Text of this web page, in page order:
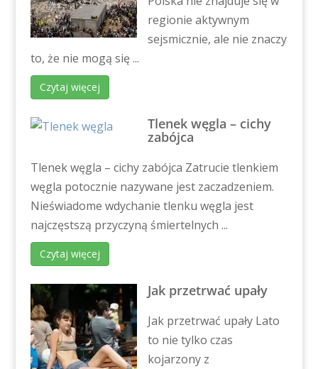
regionie aktywnym
sejsmicznie, ale nie znaczy
to, że nie mogą się ...
Czytaj więcej
Tlenek węgla – cichy
zabójca
Tlenek węgla – cichy zabójca Zatrucie tlenkiem
węgla potocznie nazywane jest zaczadzeniem.
Nieświadome wdychanie tlenku węgla jest
najczęstszą przyczyną śmiertelnych ...
Czytaj więcej
Jak przetrwać upały
Jak przetrwać upały Lato
to nie tylko czas
kojarzony z